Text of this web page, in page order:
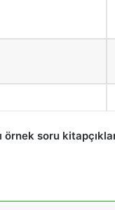
örnek soru